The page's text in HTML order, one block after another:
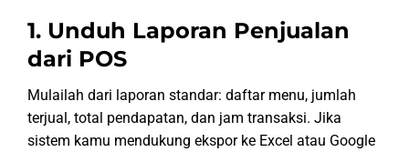
1. Unduh Laporan Penjualan
dari POS
Mulailah dari laporan standar: daftar menu, jumlah
terjual, total pendapatan, dan jam transaksi. Jika
sistem kamu mendukung ekspor ke Excel atau Google